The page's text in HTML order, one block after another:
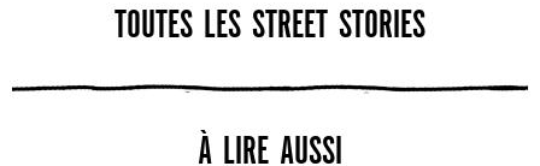
TOUTES LES STREET STORIES
À LIRE AUSSI